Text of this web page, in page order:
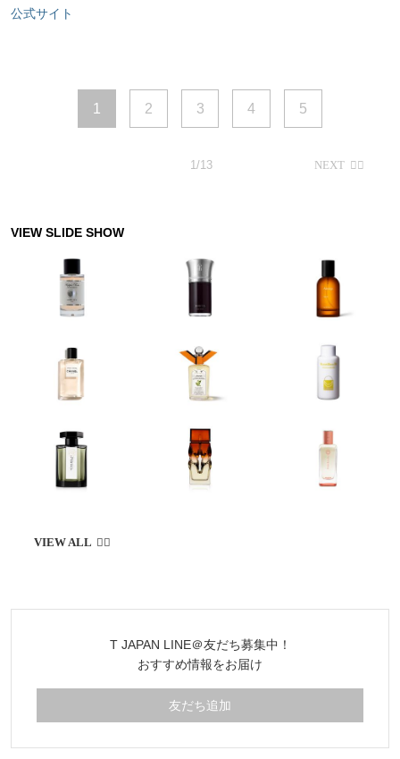
公式サイト
1 2 3 4 5
1/13
T JAPAN LINE＠友だち募集中！
おすすめ情報をお届け
友だち追加